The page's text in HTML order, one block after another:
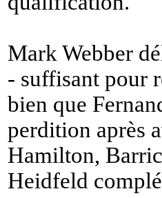
Mark Webber
- suffisant pour
bien que
perdition après
Hamilton,
Heidfeld